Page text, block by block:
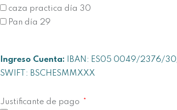
caza practica día 30
Pan día 29
Ingreso Cuenta: IBAN: ES05 0049/2376/
SWIFT: BSCHESMMXXX
Justificante de pago